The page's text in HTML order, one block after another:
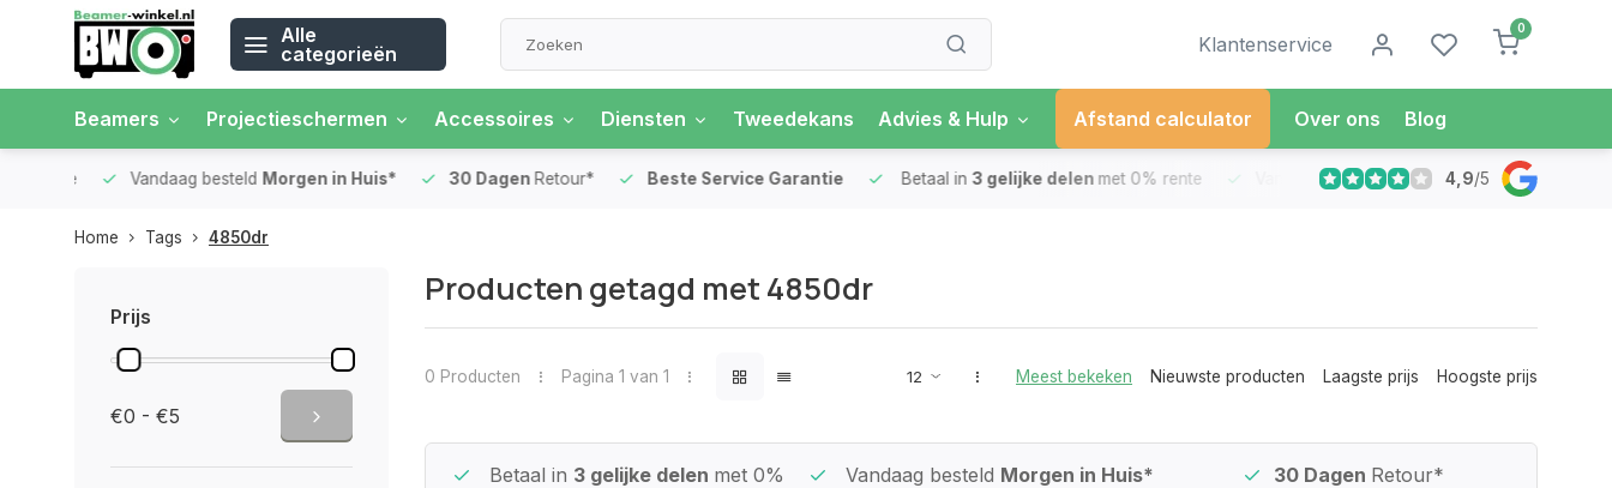
Alle
categorieën
Klantenservice
0
Beamers Projectieschermen Accessoires Diensten Tweedekans Advies & Hulp Afstand calculator Over ons Blog
Vandaag besteldMorgen in Huis* 30 DagenRetour* Beste Service Garantie Betaal in 3 gelijke delen met 0% rente Vandaag besteldMorgen in Huis*
4,9/5
Home Tags 4850dr
Prijs
€0 - €5
Producten getagd met 4850dr
0 Producten Pagina 1 van 1 Meest bekeken Nieuwste producten Laagste prijs Hoogste prijs
Beste Service Garantie Betaal in 3 gelijke delen met 0%
Vandaag besteld Morgen in Huis* 30 Dagen Retour*